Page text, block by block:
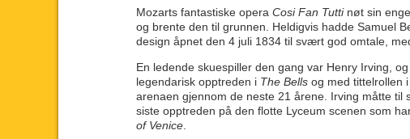
Mozarts fantastiske opera Cosi Fan Tuttinøt sin
og brente den til grunnen. Heldigvis hadde Samuel
design åpnet den 4 juli 1834 til svært god omtale,
En ledende skuespiller den gang var Henry Irving,
legendarisk opptreden i The Bells og med tittelrollen i
arenaen gjennom de neste 21 årene. Irving måtte
siste opptreden på den flotte Lyceum scenen som
of Venice